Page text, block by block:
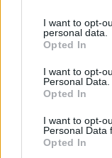
I want to opt-
personal data.
Opted In
I want to opt-
Personal Data.
Opted In
I want to opt-
Personal Data
Opted In
να τη
ΆΝΟΙΑ ΖΑΛΗ
ΟΡΘΟΣΤΑΤΙΚΉ